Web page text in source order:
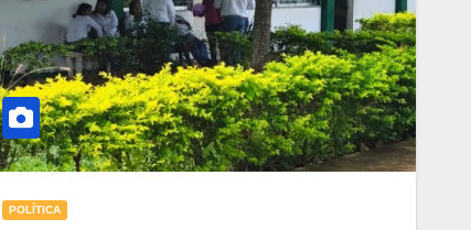
POLÍTICA